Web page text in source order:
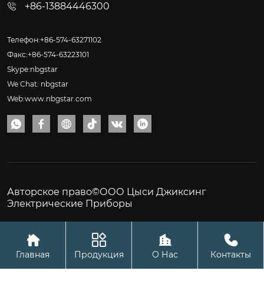
+86-13884446300
Телефон:+86-574-63271102
Факс:+86-574-63223101
Skype:nbgstar
We Chat: nbgstar
Web:www.nbgstar.com
     
Авторское право©ООО Цыси Джиксинг
Электрические Приборы

Главная

Продукция

О Нас

Контакты